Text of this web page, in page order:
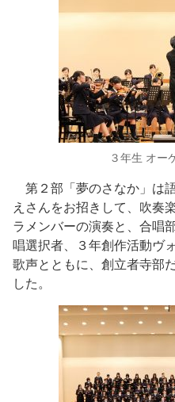
３年生 オー
第２部「夢のさなか」は
えさんをお招きして、吹奏
ラメンバーの演奏と、合唱
唱選択者、３年創作活動ヴ
歌声とともに、創立者寺部
した。